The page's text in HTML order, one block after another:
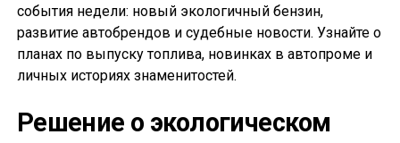
события недели: новый экологичный бензин,
развитие автобрендов и судебные новости. Узнайте о
планах по выпуску топлива, новинках в автопроме и
личных историях знаменитостей.
Решение о экологическом